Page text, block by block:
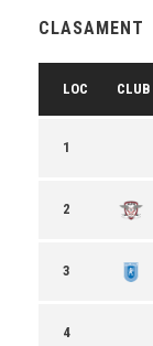
CLASAMENT
LOC CLUB
1
2
3
4